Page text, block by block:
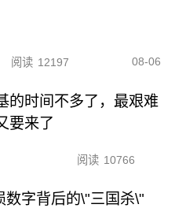
阅读 12197 08-06
的时间不多了，最艰难
要来了
阅读 10766
字背后的\"三国杀\"